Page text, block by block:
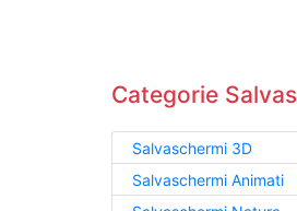
Categorie
Salvaschermi 3D
Salvaschermi Animati